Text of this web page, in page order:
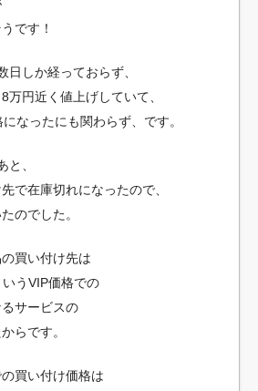
です！
日しか経っておらず、
万円近く値上げしていて、
なったにも関わらず、です。
と、
で在庫切れになったので、
のでした。
買い付け先は
いうVIP価格での
サービスの
らです。
買い付け価格は